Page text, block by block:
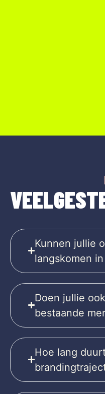
Kunnen jullie
langskomen
Doen jullie
bestaande
Hoe lang